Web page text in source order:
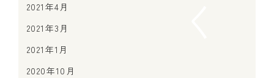
2021年4月
2021年3月
2021年1月
2020年10月